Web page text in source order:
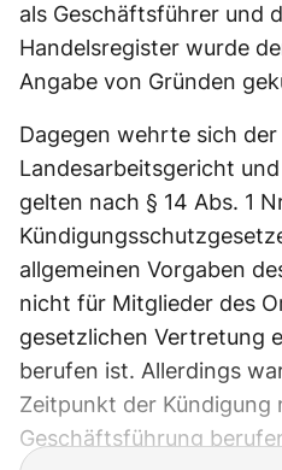
als Geschäftsführer und
Handelsregister wurde
Angabe von Gründen
Dagegen wehrte sich
Landesarbeitsgericht
gelten nach § 14 Abs. 1
allgemeinen Vorgaben
nicht für Mitglieder des
gesetzlichen Vertretung
berufen ist. Allerdings
Zeitpunkt der Kündigung
Geschäftsführung